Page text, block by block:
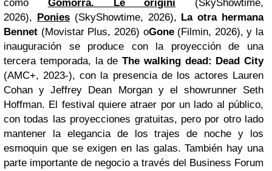
como Gomorra. Le origini (SkyShowtime,
2026), Ponies(SkyShowtime, 2026), La otra hermana
Bennet (Movistar Plus, 2026) oGone(Filmin, 2026), y la
inauguración se produce con la proyección de una
tercera temporada, la de The walking dead: Dead City
(AMC+, 2023-), con la presencia de los actores Lauren
Cohan y Jeffrey Dean Morgan y el showrunner Seth
Hoffman. El festival quiere atraer por un lado al público,
con todas las proyecciones gratuitas, pero por otro lado
mantener la elegancia de los trajes de noche y los
esmoquin que se exigen en las galas. También hay una
parte importante de negocio a través del Business Forum